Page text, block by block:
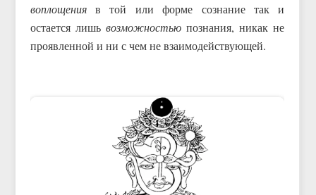
воплощенияв той или форме сознание так и
остается лишь возможностьюпознания, никак не
проявленной и ни с чем не взаимодействующей.